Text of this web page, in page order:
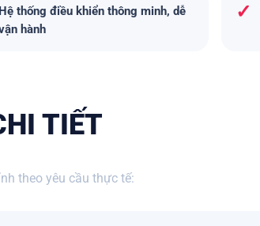
Hệ thống điều khiển thông minh, dễ
hành
✓
TIẾT
theo yêu cầu thực tế: